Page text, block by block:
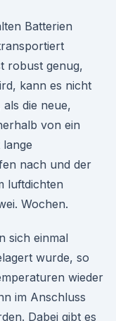
Batterien
robust genug,
kann es nicht
die neue,
von ein
nach und der
luftdichten
Wochen.
sich einmal
wurde, so
wieder
im Anschluss
Dabei gibt es